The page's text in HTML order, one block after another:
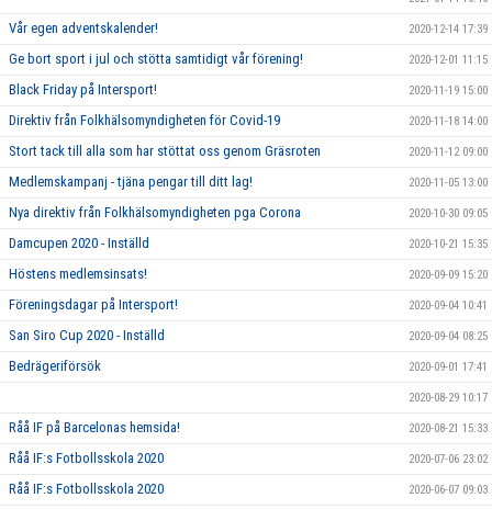
Vår egen adventskalender! 2020-12-14 17:39
Ge bort sport i jul och stötta samtidigt vår förening! 2020-12-01 11:15
Black Friday på Intersport! 2020-11-19 15:00
Direktiv från Folkhälsomyndigheten för Covid-19 2020-11-18 14:00
Stort tack till alla som har stöttat oss genom Gräsroten 2020-11-12 09:00
Medlemskampanj - tjäna pengar till ditt lag! 2020-11-05 13:00
Nya direktiv från Folkhälsomyndigheten pga Corona 2020-10-30 09:05
Damcupen 2020 - Inställd 2020-10-21 15:35
Höstens medlemsinsats! 2020-09-09 15:20
Föreningsdagar på Intersport! 2020-09-04 10:41
San Siro Cup 2020 - Inställd 2020-09-04 08:25
Bedrägeriförsök 2020-09-01 17:41
2020-08-29 10:17
Råå IF på Barcelonas hemsida! 2020-08-21 15:33
Råå IF:s Fotbollsskola 2020 2020-07-06 23:02
Råå IF:s Fotbollsskola 2020 2020-06-07 09:03